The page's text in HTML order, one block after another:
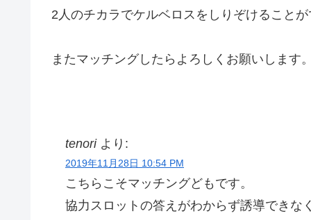
2人のチカラでケルベロスをしりぞけることが
またマッチングしたらよろしくお願いします。
tenori より:
2019年11月28日 10:54 PM
こちらこそマッチングどもです。
協力スロットの答えがわからず誘導できな